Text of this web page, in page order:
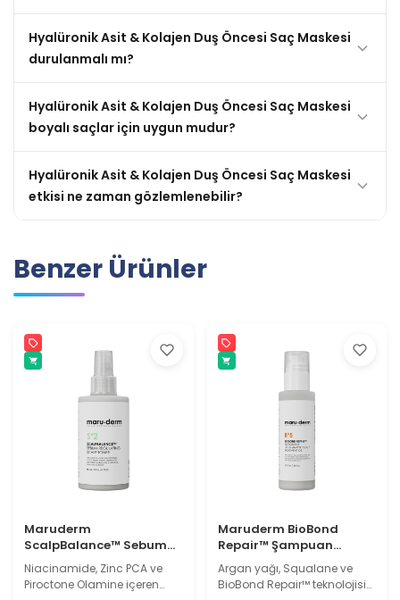
Hyalüronik Asit & Kolajen Duş Öncesi Saç Maskesi
durulanmalı mı?
Hyalüronik Asit & Kolajen Duş Öncesi Saç Maskesi
boyalı saçlar için uygun mudur?
Hyalüronik Asit & Kolajen Duş Öncesi Saç Maskesi
etkisi ne zaman gözlemlenebilir?
Benzer Ürünler
Maruderm
ScalpBalance™ Sebum
Dengeleyici Kepek Karşıtı
Saç Derisi Toniği – Yağlı
Saç Derisi İçin Arındırıcı
Niacinamide, Zinc PCA ve
Piroctone Olamine içeren
Maruderm BioBond
Repair™ Şampuan
Öncesi Bağ Onarıcı Saç
Bakım Yağı – Argan Yağı
ve Squalane İçeren
Argan yağı, Squalane ve
BioBond Repair™ teknolojisi